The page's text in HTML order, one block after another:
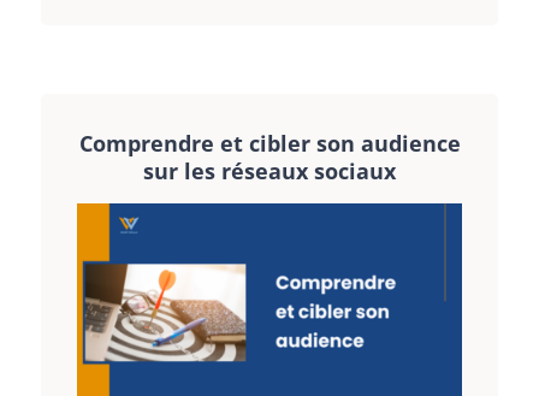
Comprendre et cibler son audience
sur les réseaux sociaux